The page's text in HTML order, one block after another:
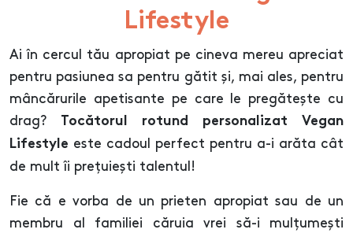
Lifestyle
Ai în cercul tău apropiat pe cineva mereu apreciat
pentru pasiunea sa pentru gătit și, mai ales, pentru
mâncărurile apetisante pe care le pregătește cu
drag?
Tocătorul rotund personalizat Vegan
Lifestyle este cadoul perfect pentru a-i arăta cât
de mult îi prețuiești talentul!
Fie că e vorba de un prieten apropiat sau de un
membru al familiei căruia vrei să-i mulțumești